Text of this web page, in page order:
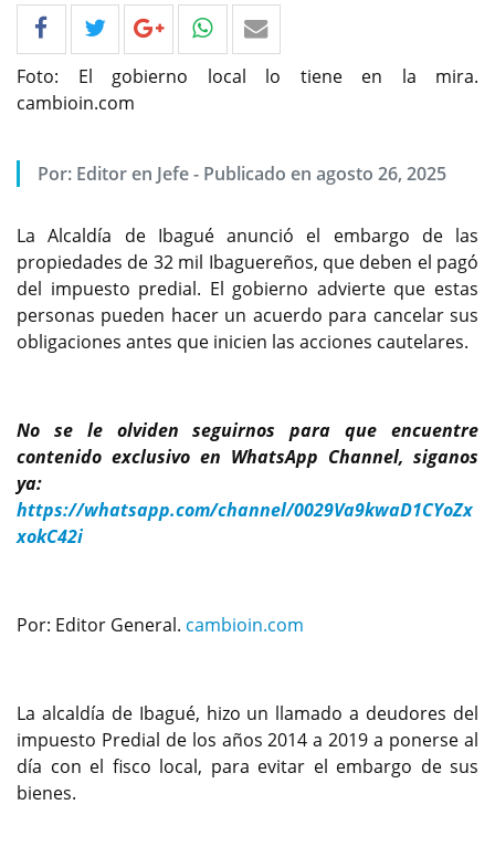
Foto: El gobierno local lo tiene en la mira.
cambioin.com
Por: Editor en Jefe - Publicado en agosto 26, 2025
La Alcaldía de Ibagué anunció el embargo de las
propiedades de 32 mil Ibaguereños, que deben el pagó
del impuesto predial. El gobierno advierte que estas
personas pueden hacer un acuerdo para cancelar sus
obligaciones antes que inicien las acciones cautelares.
No se le olviden seguirnos para que encuentre
contenido exclusivo en WhatsApp Channel, siganos
ya:
https://whatsapp.com/channel/0029Va9kwaD1CYoZx
xokC42i
Por: Editor General. cambioin.com
La alcaldía de Ibagué, hizo un llamado a deudores del
impuesto Predial de los años 2014 a 2019 a ponerse al
día con el fisco local, para evitar el embargo de sus
bienes.